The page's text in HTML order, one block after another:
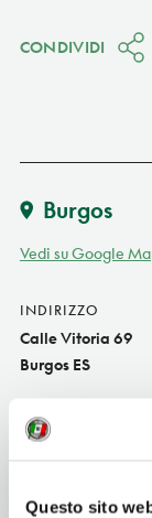
Questo sito
CONDIVIDI
Burgos
Vedi su Google
INDIRIZZO
Calle Vitoria 69
Burgos ES
947241000